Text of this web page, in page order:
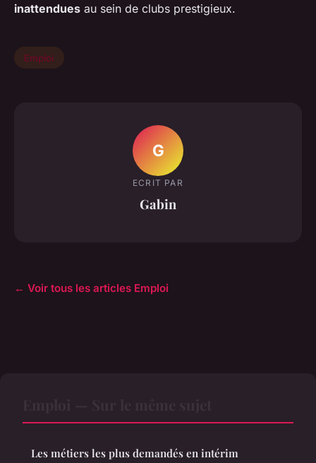
inattendues au sein de clubs prestigieux.
Emploi
G
ECRIT PAR
Gabin
← Voir tous les articles Emploi
Les métiers les plus demandés en intérim